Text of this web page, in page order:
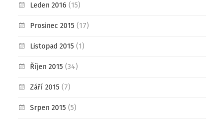
Leden 2016 (15)
Prosinec 2015 (17)
Listopad 2015 (1)
Říjen 2015 (34)
Září 2015 (7)
Srpen 2015 (5)